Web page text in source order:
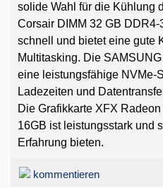
solide Wahl für die Kühlung
Corsair DIMM 32 GB
schnell und bietet eine gute
Multitasking. Die
eine leistungsfähige NVMe-
Ladezeiten und
Die Grafikkarte XFX
16GB ist leistungsstark und
Erfahrung bieten.
kommentieren